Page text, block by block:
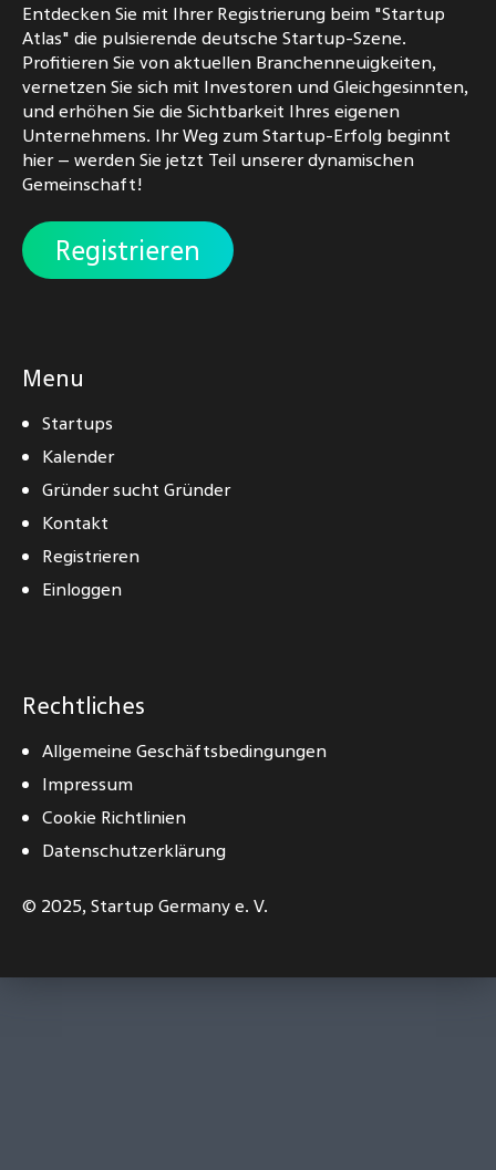
Entdecken Sie mit Ihrer Registrierung beim "Startup
Atlas" die pulsierende deutsche Startup-Szene.
Profitieren Sie von aktuellen Branchenneuigkeiten,
vernetzen Sie sich mit Investoren und Gleichgesinnten,
und erhöhen Sie die Sichtbarkeit Ihres eigenen
Unternehmens. Ihr Weg zum Startup-Erfolg beginnt
hier – werden Sie jetzt Teil unserer dynamischen
Gemeinschaft!
Registrieren
Menu
Startups
Kalender
Gründer sucht Gründer
Kontakt
Registrieren
Einloggen
Rechtliches
Allgemeine Geschäftsbedingungen
Impressum
Cookie Richtlinien
Datenschutzerklärung
© 2025,Startup Germany e. V.